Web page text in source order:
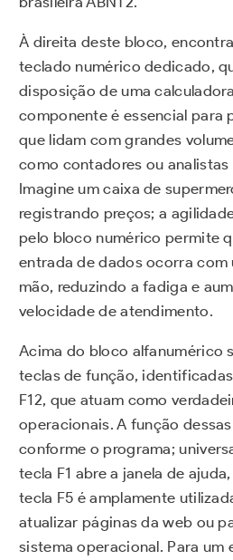
À direita deste bloco,
teclado numérico dedicado,
disposição de uma
componente é essencial para
que lidam com grandes
como contadores ou analistas
Imagine um caixa de
registrando preços; a
pelo bloco numérico permite
entrada de dados ocorra com
mão, reduzindo a fadiga e
velocidade de atendimento.
Acima do bloco alfanumérico
teclas de função, identificadas
F12, que atuam como
operacionais. A função
conforme o programa;
tecla F1 abre a janela de
tecla F5 é amplamente
atualizar páginas da web ou
sistema operacional. Para um